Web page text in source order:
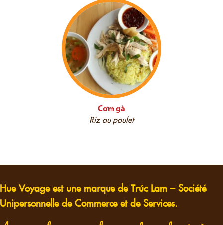
Cơm gà
Riz au poulet
Hue Voyage est une marque de Trúc Lam – Société
Unipersonnelle de Commerce et de Services.